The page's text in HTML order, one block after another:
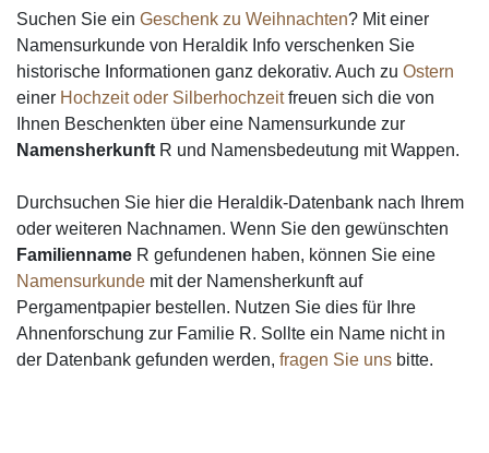
Suchen Sie ein Geschenk zu Weihnachten? Mit einer
Namensurkunde von Heraldik Info verschenken Sie
historische Informationen ganz dekorativ. Auch zu Ostern
einer Hochzeit oder Silberhochzeitfreuen sich die von
Ihnen Beschenkten über eine Namensurkunde zur
Namensherkunft R und Namensbedeutung mit Wappen.
Durchsuchen Sie hier die Heraldik-Datenbank nach Ihrem
oder weiteren Nachnamen. Wenn Sie den gewünschten
Familienname R gefundenen haben, können Sie eine
Namensurkunde mit der Namensherkunft auf
Pergamentpapier bestellen. Nutzen Sie dies für Ihre
Ahnenforschung zur Familie R. Sollte ein Name nicht in
der Datenbank gefunden werden, fragen Sie uns bitte.